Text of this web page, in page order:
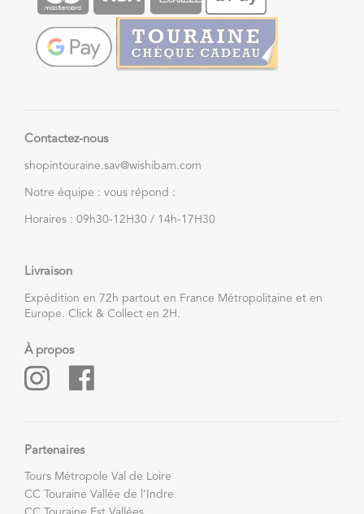
Contactez-nous
shopintouraine.sav@wishibam.com
Notre équipe : vous répond :
Horaires : 09h30-12H30 / 14h-17H30
Livraison
Expédition en 72h partout en France Métropolitaine et en
Europe. Click & Collect en 2H.
À propos
Partenaires
Tours Métropole Val de Loire
CC Touraine Vallée de l’Indre